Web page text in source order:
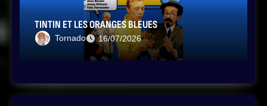
TINTIN ET LES ORANGES BLEUES
Tornado 16/07/2026